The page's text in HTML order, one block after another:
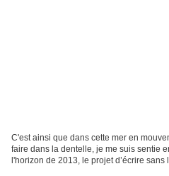
C'est ainsi que dans cette mer en
faire dans la dentelle, je me suis sentie
l'horizon de 2013, le projet d’écrire